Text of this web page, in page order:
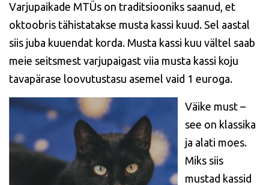
Varjupaikade MTÜs on traditsiooniks saanud, et
oktoobris tähistatakse musta kassi kuud. Sel aastal
siis juba kuuendat korda. Musta kassi kuu vältel saab
meie seitsmest varjupaigast viia musta kassi koju
tavapärase loovutustasu asemel vaid 1 euroga.
Väike must –
see on klassika
ja alati moes.
Miks siis
mustad kassid